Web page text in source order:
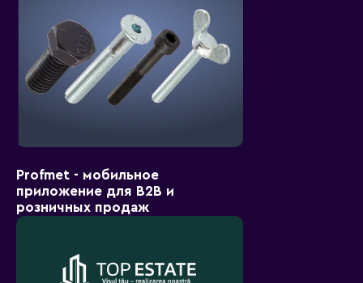
Profmet - мобильное
приложение для B2B и
розничных продаж